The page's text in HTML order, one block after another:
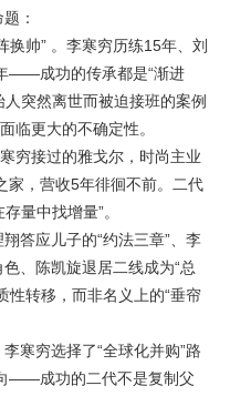
：
帅” 。李寒穷历练15年、刘
——成功的传承都是“渐进
人突然离世而被迫接班的案例
临更大的不确定性。
穷接过的雅戈尔，时尚主业
家，营收5年徘徊不前。二代
量中找增量”。
答应儿子的“约法三章”、李
、陈凯旋退居二线成为“总
转移，而非名义上的“垂帘
穷选择了“全球化并购”路
——成功的二代不是复制父